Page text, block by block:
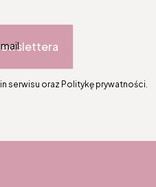
serwisu oraz Politykę prywatności.